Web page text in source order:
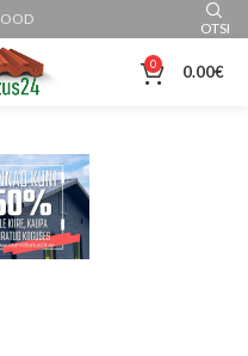
OTSI
0 0.00€